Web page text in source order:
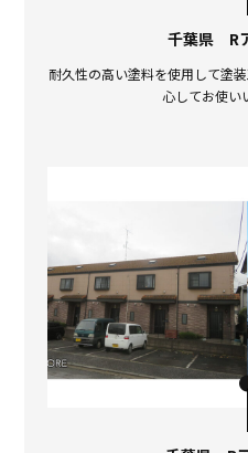
千葉県 R
耐久性の高い塗料を使用して塗
心してお使い